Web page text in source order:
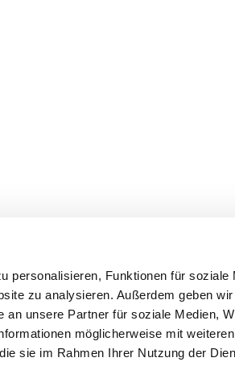
personalisieren, Funktionen für soziale
zu analysieren. Außerdem geben wir
unsere Partner für soziale Medien,
möglicherweise mit
sie im Rahmen Ihrer Nutzung der